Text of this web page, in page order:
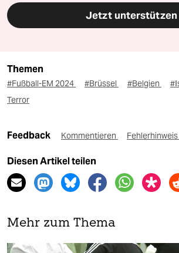
Jetzt unterstützen
Themen
#Fußball-EM 2024 #Brüssel #Belgien
Terror
Feedback Kommentieren Fehlerhinweis
Diesen Artikel teilen
Mehr zum Thema